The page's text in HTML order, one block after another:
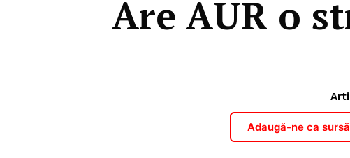
Are AUR o
Adaugă-ne ca